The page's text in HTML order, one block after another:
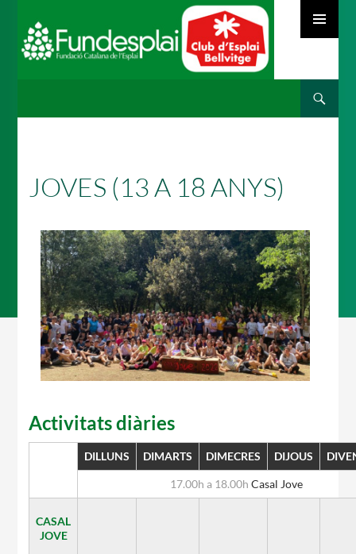
JOVES (13 A 18 ANYS)
Activitats diàries
DILLUNS DIMARTS DIMECRES DIJOUS
17.00h a 18.00h Casal Jove
CASAL
JOVE
MÓN ESCOLAR
ALBERG CENTRE ESPLAI
FORMACIÓ
ACCIÓ SOCIAL I JOVES